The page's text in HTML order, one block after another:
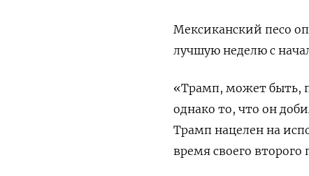
Мексиканский песо
лучшую неделю с
«Трамп, может быть,
однако то, что он
Трамп нацелен на
время своего второго